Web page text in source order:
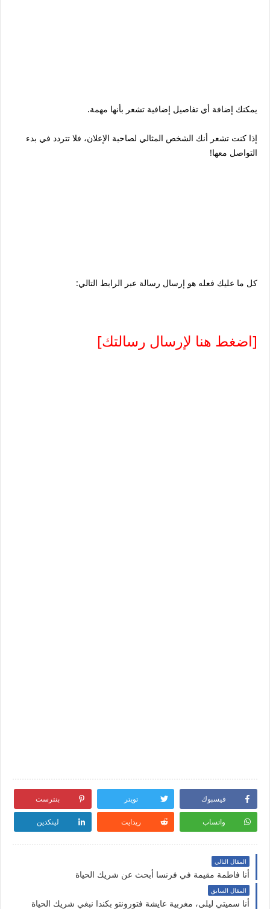
يمكنك إضافة أي تفاصيل إضافية تشعر بأنها مهمة.
إذا كنت تشعر أنك الشخص المثالي لصاحبة الإعلان، فلا تتردد في بدء
التواصل معها!
كل ما عليك فعله هو إرسال رسالة عبر الرابط التالي:
[اضغط هنا لإرسال رسالتك]
فيسبوك تويتر بنترست
واتساب ريدايت لينكدين
المقال التالي
أنا فاطمة مقيمة في فرنسا أبحث عن شريك الحياة
المقال السابق
أنا سميتي ليلى، مغربية عايشة فتورونتو بكندا نبغي شريك الحياة